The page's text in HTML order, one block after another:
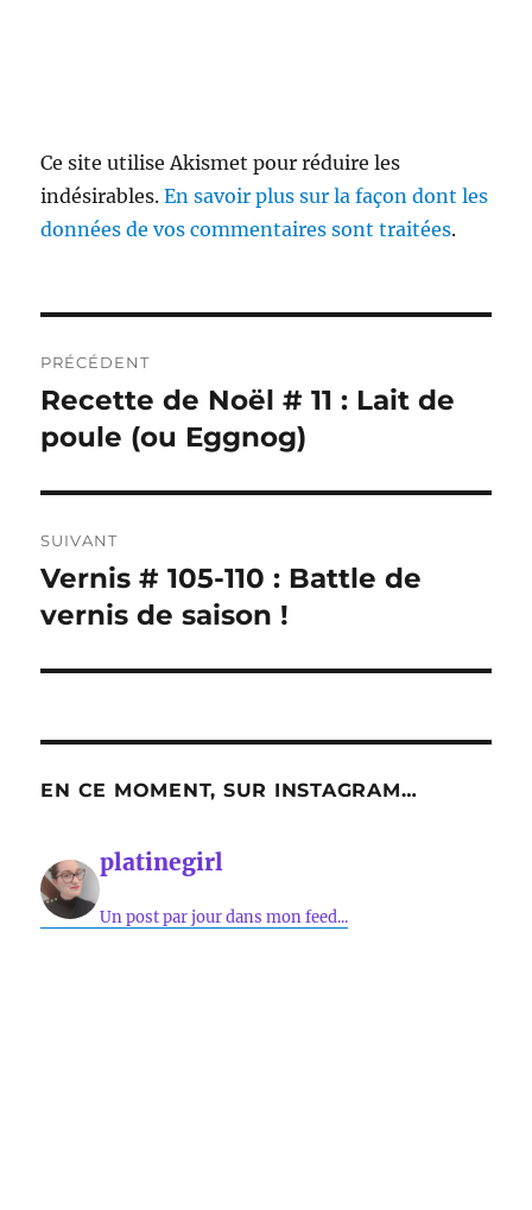
Ce site utilise Akismet pour réduire les
indésirables.En savoir plus sur la façon dont les
données de vos commentaires sont traitées.
de
l’article
PRÉCÉDENT
Publication
précédente :
Recette de Noël # 11 : Lait de
poule (ou Eggnog)
SUIVANT
Publication
suivante :
Vernis # 105-110 : Battle de
vernis de saison !
EN CE MOMENT, SUR INSTAGRAM…
platinegirl
Un post par jour dans mon feed...